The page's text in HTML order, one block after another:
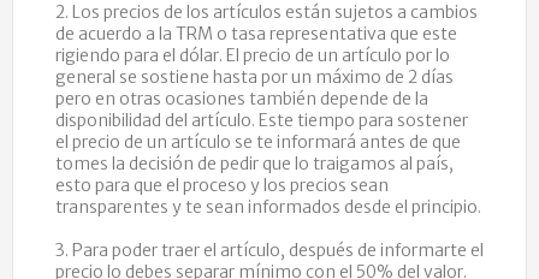
2. Los precios de los artículos están sujetos a cambios
de acuerdo a la TRM o tasa representativa que este
rigiendo para el dólar. El precio de un artículo por lo
general se sostiene hasta por un máximo de 2 días
pero en otras ocasiones también depende de la
disponibilidad del artículo. Este tiempo para sostener
el precio de un artículo se te informará antes de que
tomes la decisión de pedir que lo traigamos al país,
esto para que el proceso y los precios sean
transparentes y te sean informados desde el principio.
3. Para poder traer el artículo, después de informarte el
precio lo debes separar mínimo con el 50% del valor.